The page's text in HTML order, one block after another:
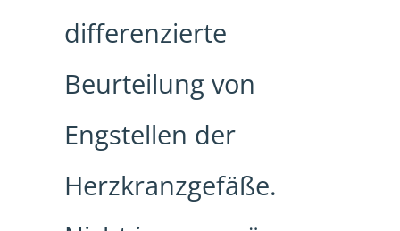
differenzierte
Beurteilung von
Engstellen der
Herzkranzgefäße.